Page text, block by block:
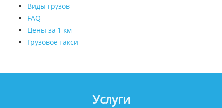
Виды грузов
FAQ
Цены за 1 км
Грузовое такси
Услуги